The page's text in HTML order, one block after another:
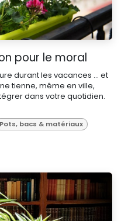
pour le moral
durant les vacances … et
tienne, même en ville,
dans votre quotidien.
Pots, bacs & matériaux